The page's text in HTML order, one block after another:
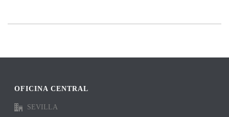
OFICINA CENTRAL
SEVILLA